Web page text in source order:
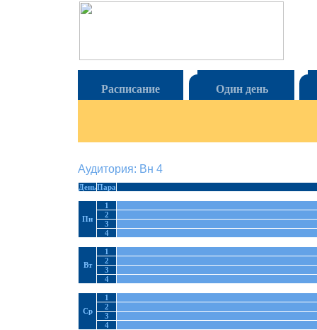
Расписание Один день
Аудитория: Вн 4
ДеньПара
Пн
1
2
3
4
Вт
1
2
3
4
Ср
1
2
3
4